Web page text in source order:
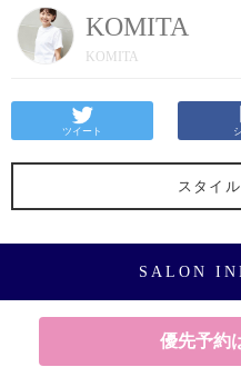
KOMITA
KOMITA
ツイート
スタイ
SALON
優先予約